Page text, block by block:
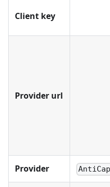
Client key
Provider url
Provider